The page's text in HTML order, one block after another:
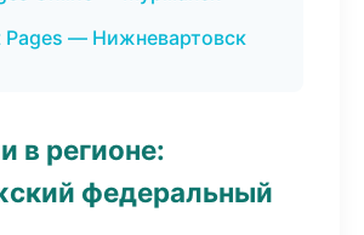
Pages — Нижневартовск
в регионе:
федеральный